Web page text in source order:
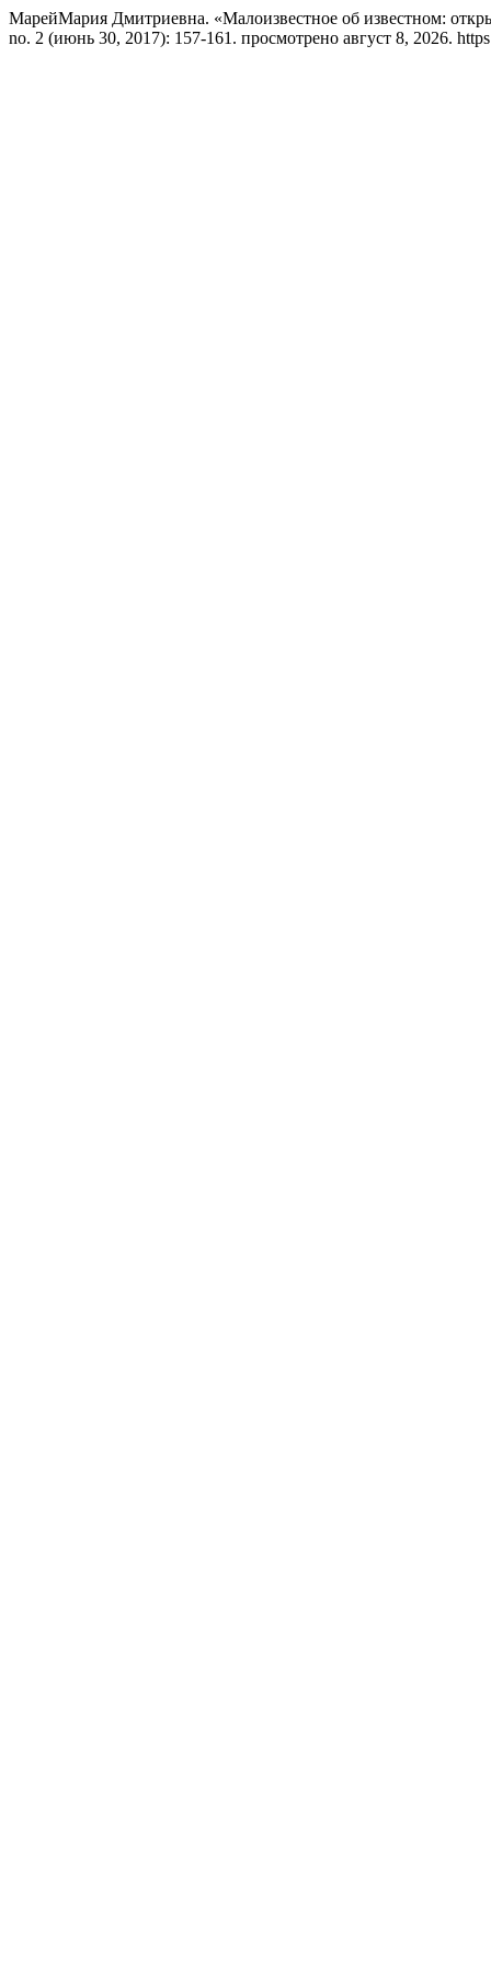
МарейМария Дмитриевна. «Малоизвестное об известном:
no. 2 (июнь 30, 2017): 157-161. просмотрено август 8, 2026.